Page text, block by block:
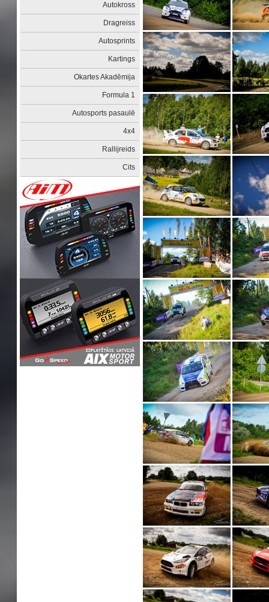
Autokross
Dragreiss
Autosprints
Kartings
Okartes Akadēmija
Formula 1
Autosports pasaulē
4x4
Rallijreids
Cits